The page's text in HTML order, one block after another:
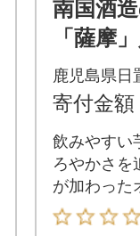
南国酒
「薩摩
ト
鹿児島県日
寄付金額
飲みやすい
ろやかさを
が加わった
飲み比べセ